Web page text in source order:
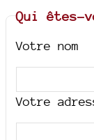
Qui êtes-
Votre nom
Votre